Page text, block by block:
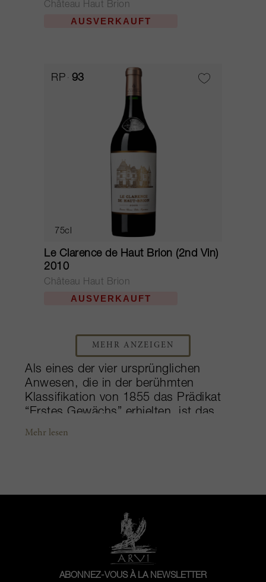
Château Haut Brion
AUSVERKAUFT
RP 93
75cl
Le Clarence de Haut Brion (2nd Vin)
2010
Château Haut Brion
AUSVERKAUFT
MEHR ANZEIGEN
Als eines der vier ursprünglichen
Anwesen, die in der berühmten
Klassifikation von 1855 das Prädikat
“Erstes Gewächs” erhielten, ist das
Château Haut-Brion noch einzigartiger
länger noch als die seiner Grand-Cru-
Pendants im Médoc, was es zu einem
wahren Idol in Graves macht. Mit seiner
Lage unmittelbar südwestlich vom
Zentrum der Stadt Bordeaux gehört das
51 Hektar große Anwesen zur
Mehr lesen
ABONNEZ-VOUS À LA NEWSLETTER